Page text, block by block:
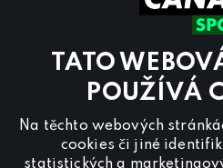
TATO
POUŽÍVÁ
Na těchto webových
cookies či jiné
statistických a
8.00 – 18:00
inzerci na programu CANAL+
kontaktujte nareklama@canalplus.cz
Naši redakci kontaktujete na
redakce@canalplus.cz